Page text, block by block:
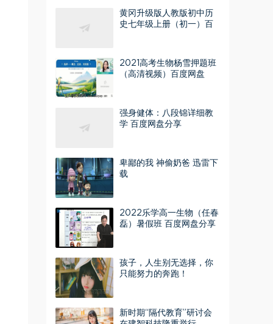
黄冈升级版人教版初中历
史七年级上册（初一）百
2021高考生物杨雪押题班
（高清视频）百度网盘
强身健体：八段锦详细教
学 百度网盘分享
卑鄙的我 神偷奶爸 迅雷下
载
2022乐学高一生物（任春
磊）暑假班 百度网盘分享
孩子，人生别无选择，你
只能努力的奔跑！
新时期“隔代教育”研讨会